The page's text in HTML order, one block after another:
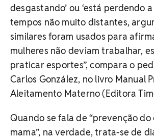
desgastando’ ou ‘está perdendo a
tempos não muito distantes,
similares foram usados para
mulheres não deviam trabalhar,
praticar esportes”, compara o
Carlos González, no livro Manual
Aleitamento Materno (Editora
Quando se fala de “prevenção do
mama”, na verdade, trata-se de